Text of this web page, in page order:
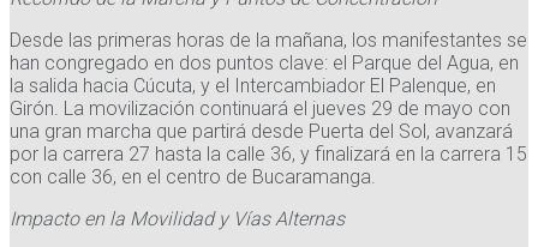
Desde las primeras horas de la mañana, los manifestantes se
han congregado en dos puntos clave: el Parque del Agua, en
la salida hacia Cúcuta, y el Intercambiador El Palenque, en
Girón. La movilización continuará el jueves 29 de mayo con
una gran marcha que partirá desde Puerta del Sol, avanzará
por la carrera 27 hasta la calle 36, y finalizará en la carrera 15
con calle 36, en el centro de Bucaramanga.
Impacto en la Movilidad y Vías Alternas